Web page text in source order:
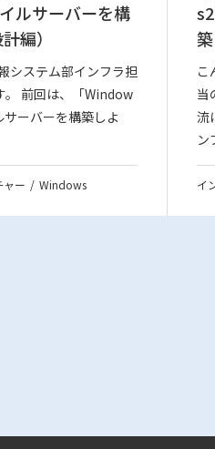
ルサーバーを構
編）
システム部インフラ担
。 前回は、「Window
ーバーを構築しよ
ャー Windows
こ
当
流
イ